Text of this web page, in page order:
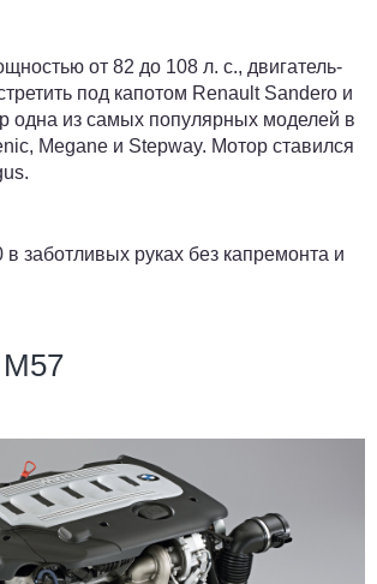
от 82 до 108 л. с., двигатель-
под капотом Renault Sandero и
одна из самых популярных моделей в
Megane и Stepway. Мотор ставился
в заботливых руках без капремонта и